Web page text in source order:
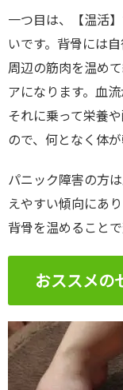
一つ目は、【温活
いです。背骨には
周辺の筋肉を温め
アになります。血
それに乗って栄養
ので、何となく体
パニック障害の方
えやすい傾向にあ
背骨を温めることで
おススメの